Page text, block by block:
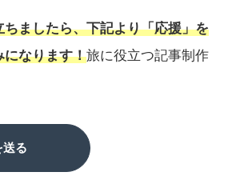
ましたら、下記より「応援」を
になります！旅に役立つ記事制作